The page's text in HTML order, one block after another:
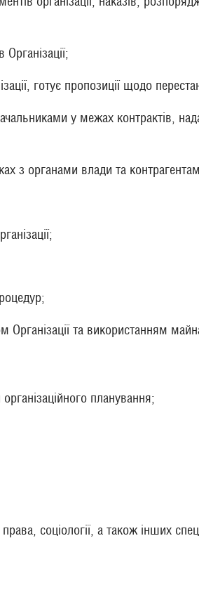
готує пропозиції щодо
у межах контрактів,
з органами влади та
та використанням
планування;
соціології, а також інших